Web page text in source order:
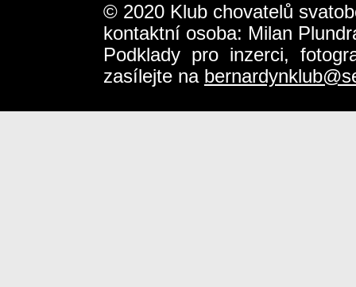
© 2020 Klub chovatelů
kontaktní osoba: Milan
Podklady pro inzerci,
zasílejte na